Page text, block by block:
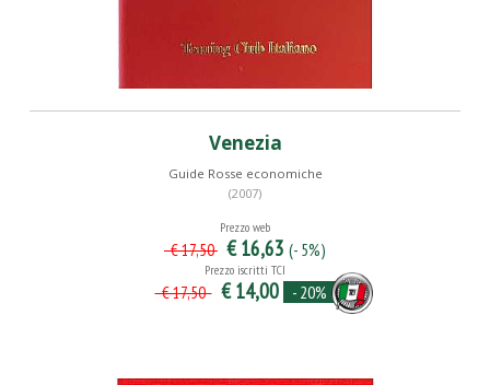
Venezia
Guide Rosse economiche
(2007)
Prezzo web
€ 17,50 € 16,63 (- 5%)
Prezzo iscritti TCI
€ 17,50 € 14,00 - 20%